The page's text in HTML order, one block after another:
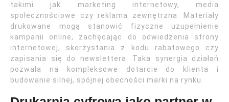
takimi jak marketing internetowy, media
społecznościowe czy reklama zewnętrzna. Materiały
drukowane mogą stanowić fizyczne uzupełnienie
kampanii online, zachęcając do odwiedzenia strony
internetowej, skorzystania z kodu rabatowego czy
zapisania się do newslettera. Taka synergia działań
pozwala na kompleksowe dotarcie do klienta i
budowanie silnej, spójnej obecności marki na rynku.